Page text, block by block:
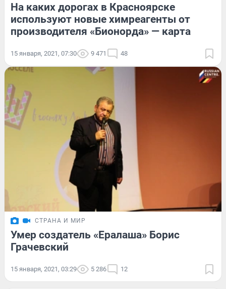
На каких дорогах в Красноярске
используют новые химреагенты от
производителя «Бионорда» — карта
15 января, 2021, 07:30 9 471 48
СТРАНА И МИР
Умер создатель «Ералаша» Борис
Грачевский
15 января, 2021, 03:29 5 286 12